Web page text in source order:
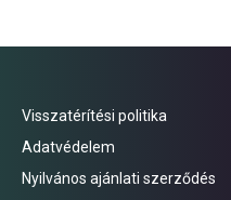
Visszatérítési politika
Adatvédelem
Nyilvános ajánlati szerződés